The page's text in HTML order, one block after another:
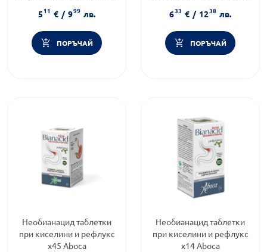
511 € / 999 лв.
ПОРЪЧАЙ
633 € / 1238 лв.
ПОРЪЧАЙ
Необианацид таблетки
при киселини и рефлукс
х45 Aboca
Необианацид таблетки
при киселини и рефлукс
х14 Aboca